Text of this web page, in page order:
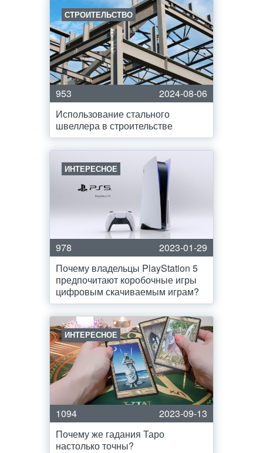
СТРОИТЕЛЬСТВО
953
2024-08-06
Использование стального
швеллера в строительстве
ИНТЕРЕСНОЕ
978
2023-01-29
Почему владельцы PlayStation 5
предпочитают коробочные игры
цифровым скачиваемым играм?
ИНТЕРЕСНОЕ
1094
2023-09-13
Почему же гадания Таро
настолько точны?